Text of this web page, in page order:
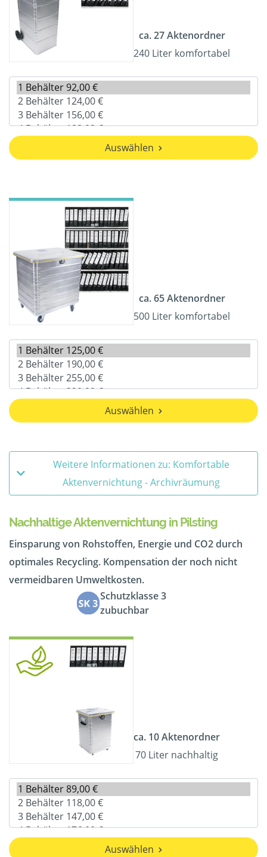
ca. 27 Aktenordner
240 Liter komfortabel
Auswählen
ca. 65 Aktenordner
500 Liter komfortabel
Auswählen
Weitere Informationen zu: Komfortable
Aktenvernichtung - Archivräumung
Nachhaltige Aktenvernichtung in Pilsting
Einsparung von Rohstoffen, Energie und CO2 durch
optimales Recycling. Kompensation der noch nicht
vermeidbaren Umweltkosten.
Schutzklasse 3
zubuchbar
ca. 10 Aktenordner
70 Liter nachhaltig
Auswählen